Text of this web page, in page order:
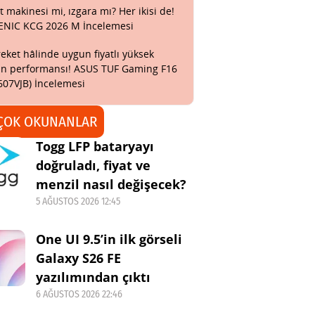
makinesi mi, ızgara mı? Her ikisi de!
KCG 2026 M İncelemesi
hâlinde uygun fiyatlı yüksek
performansı! ASUS TUF Gaming F16
İncelemesi
OKUNANLAR
Togg LFP bataryayı
doğruladı, fiyat ve
menzil nasıl değişecek?
5 AĞUSTOS 2026 12:45
One UI 9.5’in ilk görseli
Galaxy S26 FE
yazılımından çıktı
6 AĞUSTOS 2026 22:46